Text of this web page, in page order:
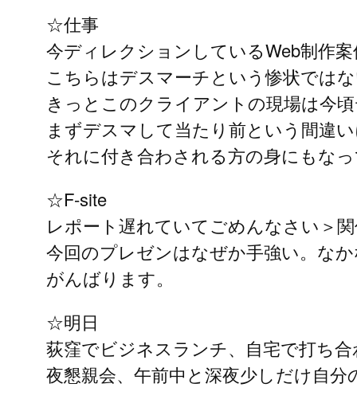
☆仕事
今ディレクションしているWeb制作案
こちらはデスマーチという惨状ではな
きっとこのクライアントの現場は今頃
まずデスマして当たり前という間違い
それに付き合わされる方の身にもなっ
☆F-site
レポート遅れていてごめんなさい＞
今回のプレゼンはなぜか手強い。なか
がんばります。
☆明日
荻窪でビジネスランチ、自宅で打ち合
夜懇親会、午前中と深夜少しだけ自分